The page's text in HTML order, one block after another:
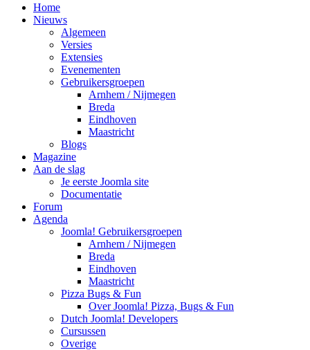
Home
Nieuws
Algemeen
Versies
Extensies
Evenementen
Gebruikersgroepen
Arnhem / Nijmegen
Breda
Eindhoven
Maastricht
Blogs
Magazine
Aan de slag
Je eerste Joomla site
Documentatie
Forum
Agenda
Joomla! Gebruikersgroepen
Arnhem / Nijmegen
Breda
Eindhoven
Maastricht
Pizza Bugs & Fun
Over Joomla! Pizza, Bugs & Fun
Dutch Joomla! Developers
Cursussen
Overige